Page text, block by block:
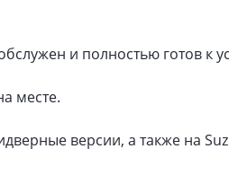
и полностью готов к
месте.
версии, а также на